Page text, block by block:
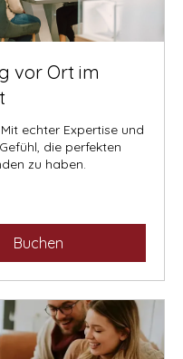
vor Ort im
echter Expertise und
die perfekten
zu haben.
Buchen